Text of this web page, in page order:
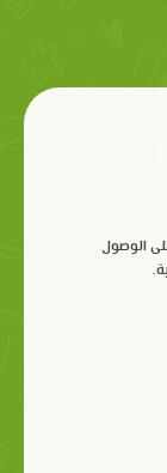
الوصول